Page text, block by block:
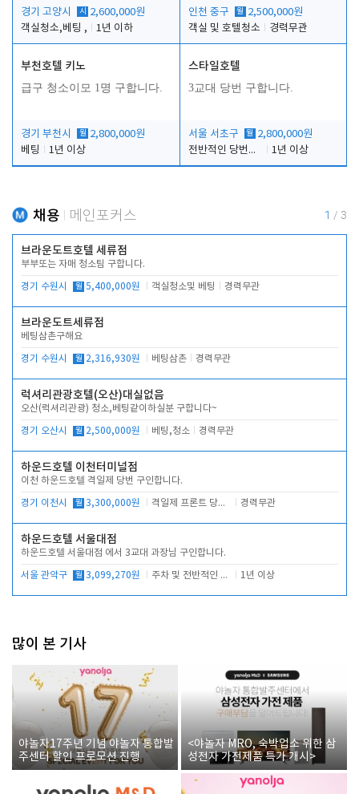
경기 고양시 시
2,600,000원
객실청소,베팅 ,
1년 이하
인천 중구 월 2,500,000원
객실 및 호텔청소
경력무관
부천호텔 키노
급구 청소이모 1명 구합니다.
경기 부천시 월 2,800,000원
베팅
1년 이상
스타일호텔
3교대 당번 구합니다.
서울 서초구 월 2,800,000원
전반적인 당번업무
1년 이상
채용 메인포커스 1 / 3
브라운도트호텔 세류점
부부또는 자매 청소팀 구합니다.
경기 수원시 월 5,400,000원 객실청소및 베팅 경력무관
브라운도트세류점
베팅삼촌구해요
경기 수원시 월 2,316,930원 베팅삼촌 경력무관
럭셔리관광호텔(오산)대실없음
오산(럭셔리관광) 청소,베팅같이하실분 구합니다~
경기 오산시 월 2,500,000원 베팅,청소 경력무관
하운드호텔 이천터미널점
이천 하운드호텔 격일제 당번 구인합니다.
경기 이천시 월 3,300,000원 격일제 프론트 당번 업무로 주차 및 객실 점검 경력무관
하운드호텔 서울대점
하운드호텔 서울대점 에서 3교대 과장님 구인합니다.
서울 관악구 월 3,099,270원 주차 및 전반적인 당번업무 1년 이상
많이 본 기사
야놀자17주년 기념 야놀자 통합발
주센터 할인 프로모션 진행
<야놀자 MRO, 숙박업소 위한 삼
성전자 가전제품 특가 개시>